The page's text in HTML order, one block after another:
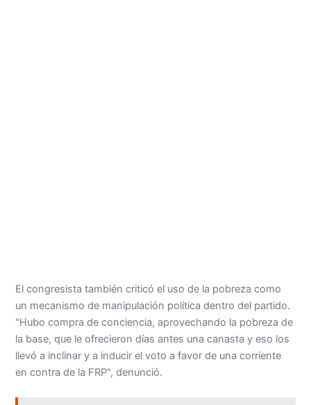
El congresista también criticó el uso de la pobreza como
un mecanismo de manipulación política dentro del partido.
"Hubo compra de conciencia, aprovechando la pobreza de
la base, que le ofrecieron días antes una canasta y eso los
llevó a inclinar y a inducir el voto a favor de una corriente
en contra de la FRP", denunció.